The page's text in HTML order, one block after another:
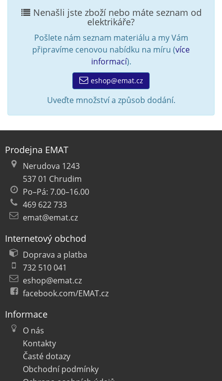
Nenašli jste zboží nebo máte seznam od
elektrikáře?
Pošlete nám seznam materiálu a my Vám
připravíme cenovou nabídku na míru (více
informací).
eshop@emat.cz
Uveďte množství a způsob dodání.
Prodejna EMAT
Nerudova 1243
537 01 Chrudim
Po–Pá: 7.00–16.00
469 622 733
emat@emat.cz
Internetový obchod
Doprava a platba
732 510 041
eshop@emat.cz
facebook.com/EMAT.cz
Informace
O nás
Kontakty
Časté dotazy
Obchodní podmínky